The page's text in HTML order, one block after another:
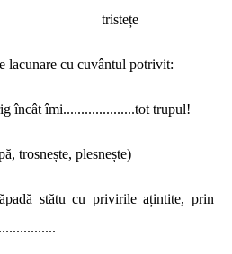
tristețe
lacunare cu cuvântul potrivit:
încât îmi....................tot trupul!
trosnește, plesnește)
stătu cu privirile ațintite, prin